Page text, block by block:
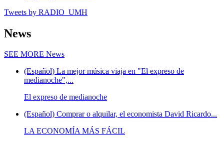
Tweets by RADIO_UMH
News
SEE MORE News
(Español) La mejor música viaja en "El expreso de
medianoche",...
El expreso de medianoche
(Español) Comprar o alquilar, el economista David Ricardo...
LA ECONOMÍA MÁS FÁCIL